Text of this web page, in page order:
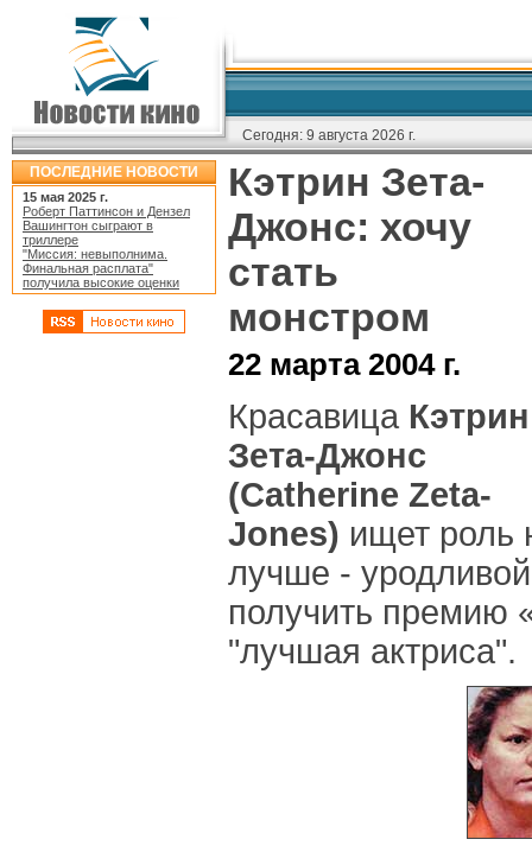
Сегодня: 9 августа 2026 г.
ПОСЛЕДНИЕ НОВОСТИ
15 мая 2025 г.
Роберт Паттинсон и Дензел
Вашингтон сыграют в
триллере
"Миссия: невыполнима.
Финальная расплата"
получила высокие оценки
Кэтрин Зета-
Джонс: хочу
стать
монстром
22 марта 2004 г.
Красавица Кэтрин
Зета-Джонс
(Catherine Zeta-
Jones) ищет роль
лучше -
получить премию
"лучшая актриса".